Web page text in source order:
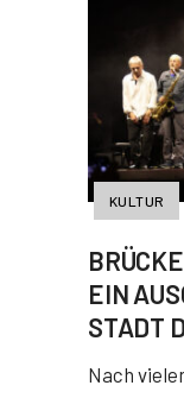
KULTUR
EIN
STADT
Nach